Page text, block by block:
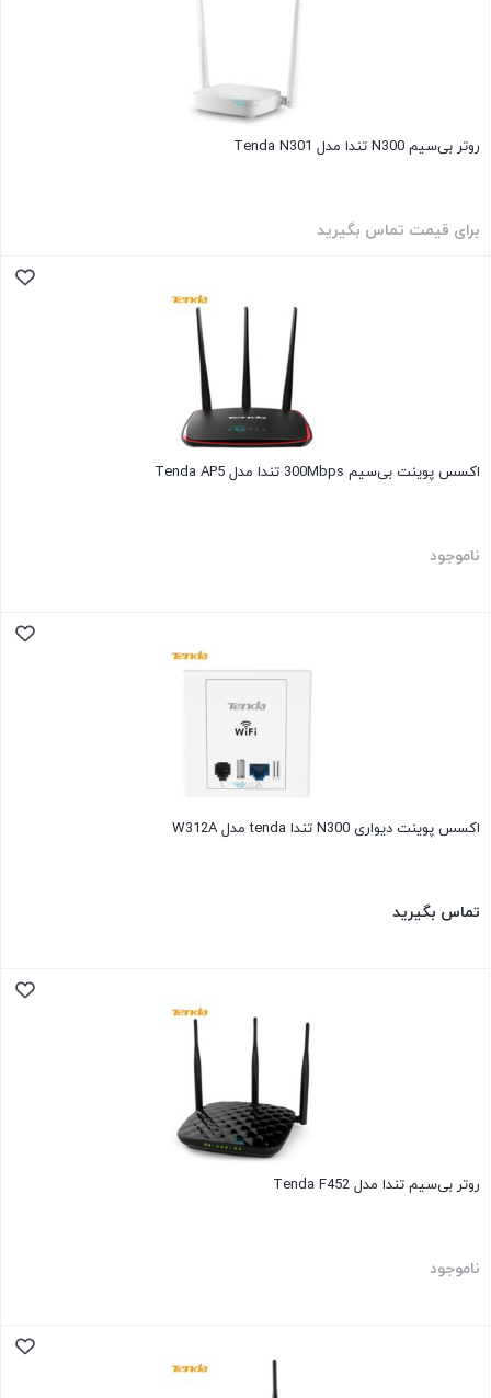
روتر بی‌سیم N300 تندا مدل Tenda N301
برای قیمت تماس بگیرید
اکسس پوینت بی‌سیم 300Mbps تندا مدل Tenda AP5
ناموجود
اکسس پوینت دیواری N300 تندا tenda مدل W312A
تماس بگیرید
روتر بی‌سیم تندا مدل Tenda F452
ناموجود